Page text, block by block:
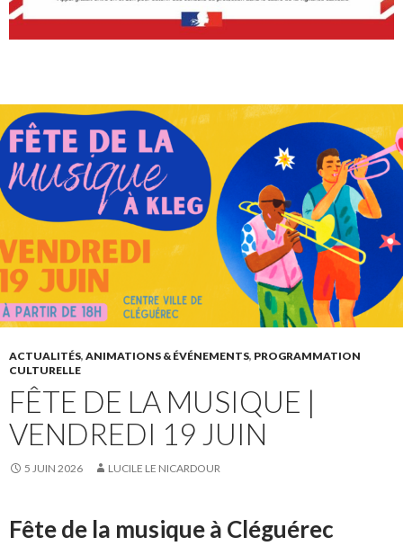
ACTUALITÉS, ANIMATIONS & ÉVÉNEMENTS, PROGRAMMATION
CULTURELLE
FÊTE DE LA MUSIQUE |
VENDREDI 19 JUIN
5 JUIN 2026 LUCILE LE NICARDOUR
Fête de la musique à Cléguérec